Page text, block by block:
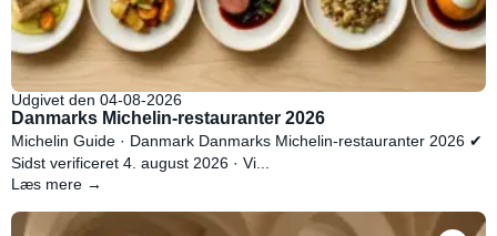
Udgivet den 04-08-2026
Danmarks Michelin-restauranter 2026
Michelin Guide · Danmark Danmarks Michelin-restauranter 2026 ✔
Sidst verificeret 4. august 2026 · Vi...
Læs mere →